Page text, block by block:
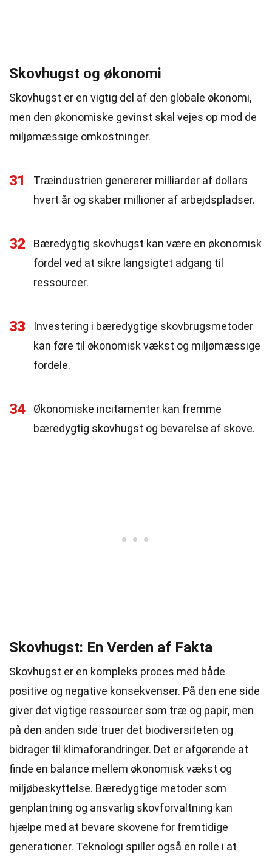
Skovhugst og økonomi
Skovhugst er en vigtig del af den globale økonomi,
men den økonomiske gevinst skal vejes op mod de
miljømæssige omkostninger.
31
Træindustrien genererer milliarder af dollars
hvert år og skaber millioner af arbejdspladser.
32
Bæredygtig skovhugst kan være en økonomisk
fordel ved at sikre langsigtet adgang til
ressourcer.
33
Investering i bæredygtige skovbrugsmetoder
kan føre til økonomisk vækst og miljømæssige
fordele.
34
Økonomiske incitamenter kan fremme
bæredygtig skovhugst og bevarelse af skove.
Skovhugst: En Verden af Fakta
Skovhugst er en kompleks proces med både
positive og negative konsekvenser. På den ene side
giver det vigtige ressourcer som træ og papir, men
på den anden side truer det biodiversiteten og
bidrager til klimaforandringer. Det er afgørende at
finde en balance mellem økonomisk vækst og
miljøbeskyttelse. Bæredygtige metoder som
genplantning og ansvarlig skovforvaltning kan
hjælpe med at bevare skovene for fremtidige
generationer. Teknologi spiller også en rolle i at